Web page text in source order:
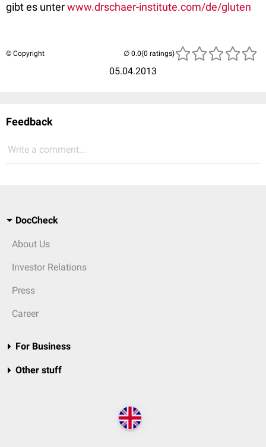
gibt es unterwww.drschaer-institute.com/de/gluten
© Copyright
05.04.2013
(0 ratings)
Feedback
Write a comment...
DocCheck
About Us
Investor Relations
Press
Career
For Business
Other stuff